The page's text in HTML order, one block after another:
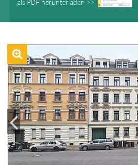
als PDF herunterladen >>